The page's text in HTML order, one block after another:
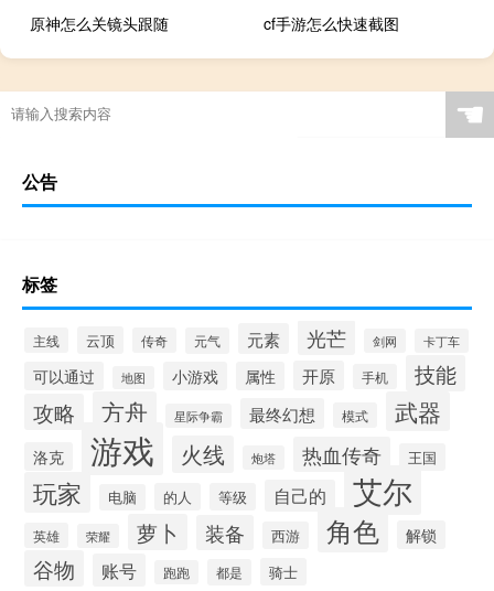
原神怎么关镜头跟随
cf手游怎么快速截图
☚
公告
标签
主线 云顶 传奇 元气 元素 光芒 剑网 卡丁车
可以通过 地图 小游戏 属性 开原 手机
技能
攻略
方舟 星际争霸 最终幻想 模式 武器
洛克 游戏 火线 炮塔 热血传奇 王国
玩家 电脑 的人 等级 自己的 艾尔
英雄 荣耀 萝卜 装备 西游 角色 解锁
谷物 账号 跑跑 都是 骑士